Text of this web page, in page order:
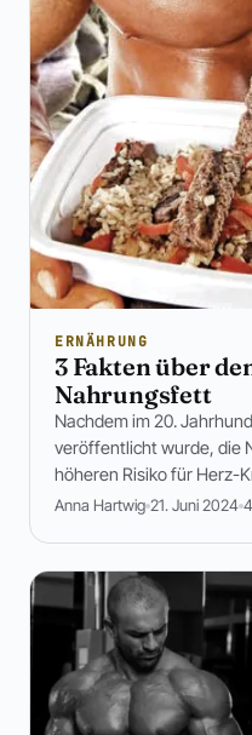
ERNÄHRUNG
3 Fakten über
Nahrungsfett
Nachdem im 20.
veröffentlicht wurde, die
höheren Risiko für Herz-
Anna Hartwig 21. Juni 2024